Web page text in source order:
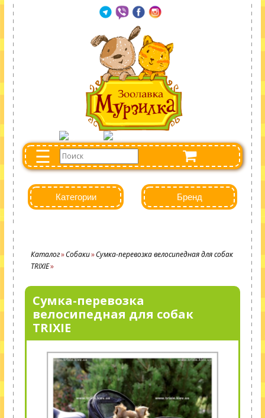
☰
Категории Бренд
Каталог Собаки Сумка-перевозка велосипедная для собак
TRIXIE
Сумка-перевозка
велосипедная для собак
TRIXIE